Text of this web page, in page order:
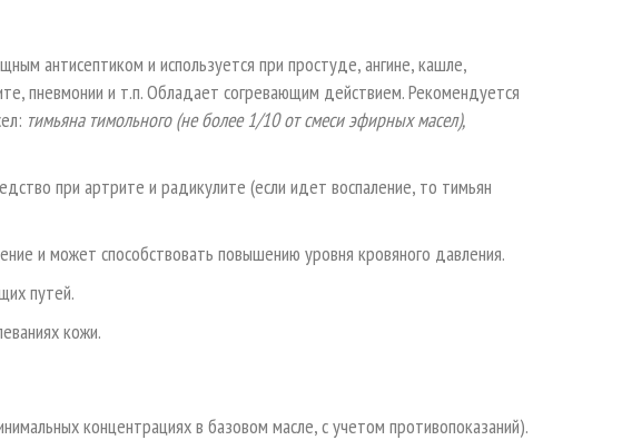
антисептиком и используется при простуде, ангине, кашле,
пневмонии и т.п. Обладает согревающим действием. Рекомендуется
тимьяна тимольного (не более 1/10 от смеси эфирных масел),
при артрите и радикулите (если идет воспаление, то тимьян
и может способствовать повышению уровня кровяного давления.
путей.
кожи.
концентрациях в базовом масле, с учетом противопоказаний).